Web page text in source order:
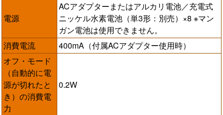
電源
ACアダプターまたはアルカリ電池／充電式
ニッケル水素電池（単3形：別売）×8 ※マン
ガン電池は使用できません。
消費電流
400mA（付属ACアダプター使用時）
オフ・モード
（自動的に電
源が切れたと
き）の消費電
力
0.2W